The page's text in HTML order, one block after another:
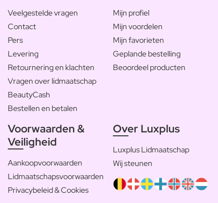
Veelgestelde vragen
Contact
Pers
Levering
Retournering en klachten
Vragen over lidmaatschap
BeautyCash
Bestellen en betalen
Mijn profiel
Mijn voordelen
Mijn favorieten
Geplande bestelling
Beoordeel producten
Voorwaarden &
Veiligheid
Aankoopvoorwaarden
Lidmaatschapsvoorwaarden
Privacybeleid & Cookies
Over Luxplus
Luxplus Lidmaatschap
Wij steunen